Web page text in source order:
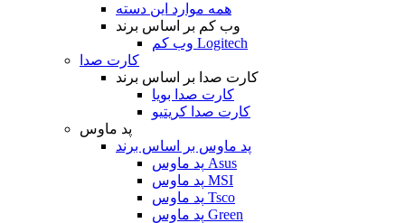
همه موارد این دسته
وب کم بر اساس برند
وب کم Logitech
کارت صدا
کارت صدا بر اساس برند
کارت صدا بویا
کارت صدا کریتیو
پد ماوس
پد ماوس بر اساس برند
پد ماوس Asus
پد ماوس MSI
پد ماوس Tsco
پد ماوس Green